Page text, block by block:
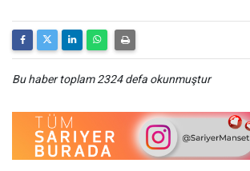
Bu haber toplam 2324 defa okunmuştur